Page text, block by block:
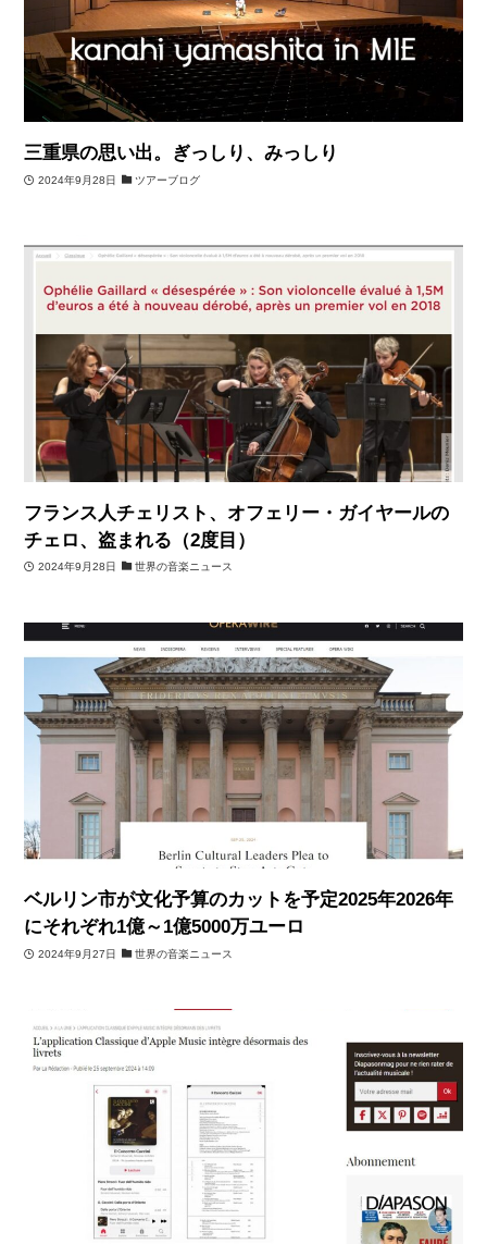
三重県の思い出。ぎっしり、みっしり
2024年9月28日 ツアーブログ
フランス人チェリスト、オフェリー・ガイヤールの
チェロ、盗まれる（2度目）
2024年9月28日 世界の音楽ニュース
ベルリン市が文化予算のカットを予定2025年2026年
にそれぞれ1億～1億5000万ユーロ
2024年9月27日 世界の音楽ニュース